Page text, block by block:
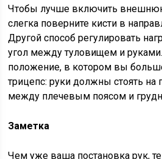
Чтобы лучше включить
слегка поверните кисти в
Другой способ регулировать
угол между туловищем и
положение, в котором вы
трицепс: руки должны стоять на
между плечевым поясом и
Заметка
Чем уже ваша постановка рук,